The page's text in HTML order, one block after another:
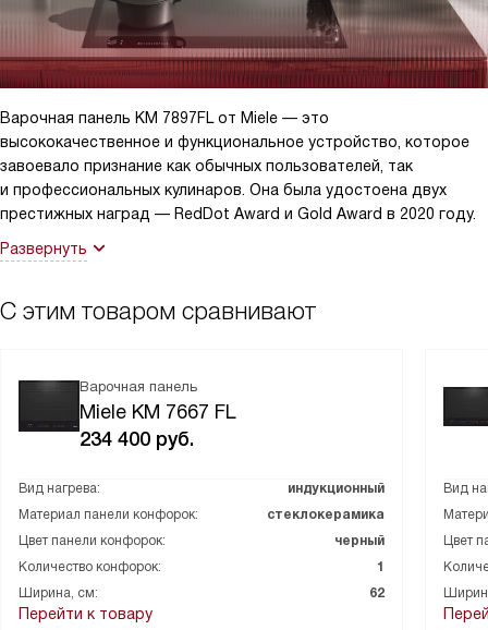
позволяет мне сохранять блюда горячими, пока все члены
семьи не соберутся за столом. Это идеально для семейных
обедов и вечеринок!
использовании. Я могу легко настроить ступени мощности и
время приготовления. И даже если я случайно поменяю
настройки, функция восстановления параметров помогает мне
вернуть все обратно.
И что самое главное, эта панель так проста в уходе!
эффективнее!
Варочная панель KM 7897FL от Miele — это
высококачественное и функциональное устройство, которое
завоевало признание как обычных пользователей, так
и профессиональных кулинаров. Она была удостоена двух
престижных наград — RedDot Award и Gold Award в 2020 году.
Развернуть
С этим товаром сравнивают
Варочная панель
Miele KM 7667 FL
234 400 руб.
Вид нагрева:
индукционный
Материал панели конфорок:
стеклокерамика
Цвет панели конфорок:
черный
Количество конфорок:
1
Ширина, см:
62
Перейти к товару
Вид
Цвет